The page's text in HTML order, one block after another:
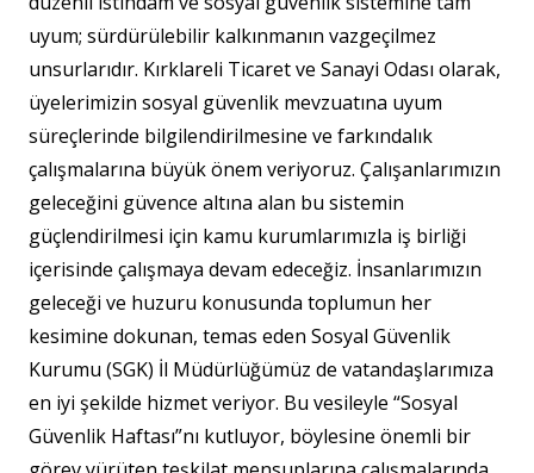
uyum; sürdürülebilir kalkınmanın vazgeçilmez
unsurlarıdır. Kırklareli Ticaret ve Sanayi Odası olarak,
üyelerimizin sosyal güvenlik mevzuatına uyum
süreçlerinde bilgilendirilmesine ve farkındalık
çalışmalarına büyük önem veriyoruz. Çalışanlarımızın
geleceğini güvence altına alan bu sistemin
güçlendirilmesi için kamu kurumlarımızla iş birliği
içerisinde çalışmaya devam edeceğiz. İnsanlarımızın
geleceği ve huzuru konusunda toplumun her
kesimine dokunan, temas eden Sosyal Güvenlik
Kurumu (SGK) İl Müdürlüğümüz de vatandaşlarımıza
en iyi şekilde hizmet veriyor. Bu vesileyle “Sosyal
Güvenlik Haftası”nı kutluyor, böylesine önemli bir